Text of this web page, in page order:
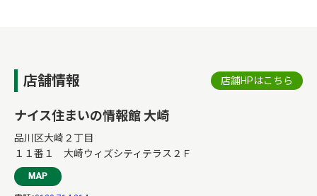
店舗情報 店舗HPはこちら
ナイス住まいの情報館 大崎
品川区大崎２丁目
１１番１ 大崎ウィズシティテラス２Ｆ
MAP